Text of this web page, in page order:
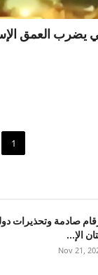
يضرب العمق
1
صادمة وتحذيرات
الإ...
Nov 21,